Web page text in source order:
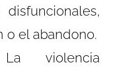
o el abandono.
La violencia